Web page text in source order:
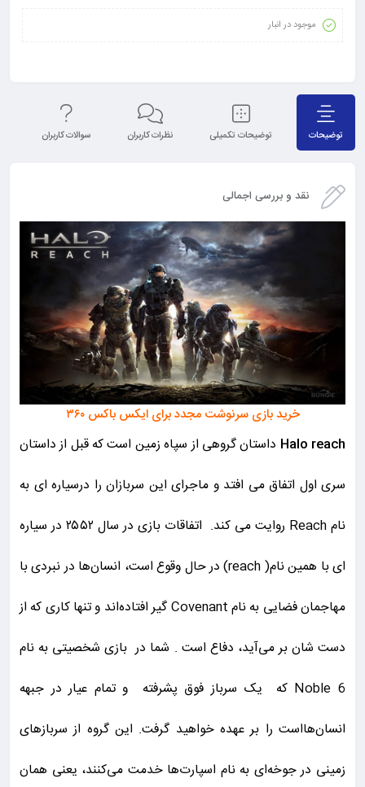
موجود در انبار
توضیحات توضیحات تکمیلی نظرات کاربران سوالات کاربران
نقد و بررسی اجمالی
خرید بازی سرنوشت مجدد برای ایکس باکس ۳۶۰
Halo reach داستان گروهی از سپاه زمین است که قبل از داستان
سری اول اتفاق می افتد و ماجرای این سربازان را درسیاره ای به
نام Reach روایت می کند. اتفاقات بازی در سال ۲۵۵۲ در سیاره
ای با همین نام( reach) در حال وقوع است، انسان‌ها در نبردی با
مهاجمان فضایی به نام Covenant گیر افتاده‌اند و تنها کاری که از
دست شان بر می‌آید، دفاع است . شما در بازی شخصیتی به نام
Noble 6 که یک سرباز فوق پشرفته و تمام عیار در جبهه
انسان‌هااست را بر عهده خواهید گرفت. این گروه از سربازهای
زمینی در جوخه‌ای به نام اسپارت‌ها خدمت می‌کنند، یعنی همان